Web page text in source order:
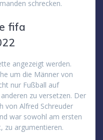
schrecken.
fifa
angezeigt werden.
um die Männer von
nur Fußball auf
zu versetzen. Der
von Alfred Schreuder
war sowohl am ersten
zu argumentieren.